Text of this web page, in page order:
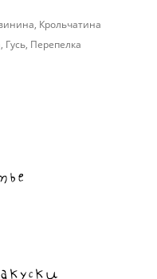
, Крольчатина
, Гусь, Перепелка